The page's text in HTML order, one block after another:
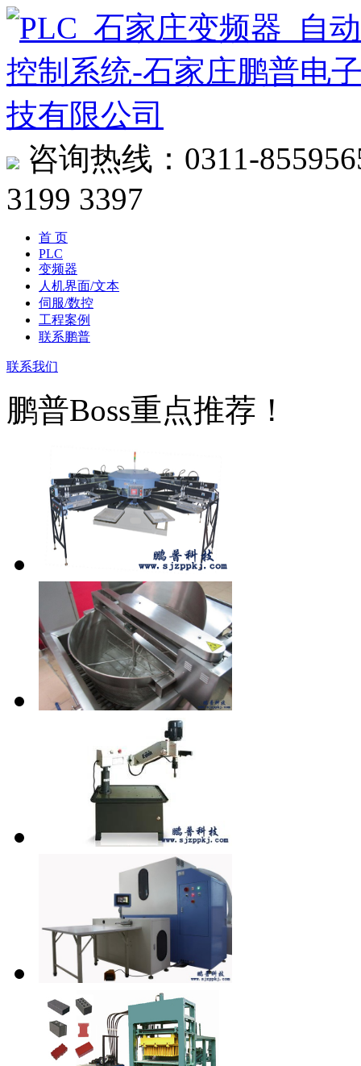
咨询热线： 0311-
3199 3397
首 页
PLC
变频器
人机界面/文本
伺服/数控
工程案例
联系鹏普
联系我们
鹏普Boss重点推荐！